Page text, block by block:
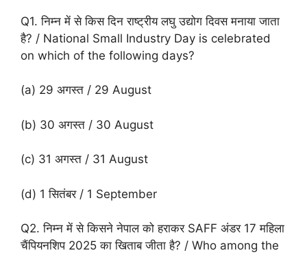
Q1. निम्न में से किस दिन राष्ट्रीय लघु उद्योग दिवस मनाया जाता
है? / National Small Industry Day is celebrated
on which of the following days?
(a) 29 अगस्त / 29 August
(b) 30 अगस्त / 30 August
(c) 31 अगस्त / 31 August
(d) 1 सितंबर / 1 September
Q2. निम्न में से किसने नेपाल को हराकर SAFF अंडर 17 महिला
चैंपियनशिप 2025 का खिताब जीता है? / Who among the